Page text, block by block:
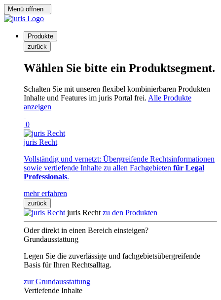
Menü öffnen
Produkte
zurück
Wählen Sie bitte ein Produktsegment.
Schalten Sie mit unseren flexibel kombinierbaren Produkten
Inhalte und Features im juris Portal frei. Alle Produkte
anzeigen
0
juris Recht
Vollständig und vernetzt: Übergreifende Rechtsinformationen
sowie vertiefende Inhalte zu allen Fachgebieten für Legal
Professionals.
mehr erfahren
zurück
juris Recht zu den Produkten
Oder direkt in einen Bereich einsteigen?
Grundausstattung
Legen Sie die zuverlässige und fachgebietsübergreifende
Basis für Ihren Rechtsalltag.
zur Grundausstattung
Vertiefende Inhalte